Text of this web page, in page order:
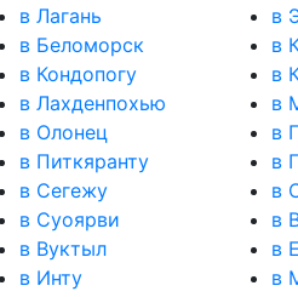
в Лагань
в
в Беломорск
в
в Кондопогу
в
в Лахденпохью
в
в Олонец
в
в Питкяранту
в
в Сегежу
в
в Суоярви
в
в Вуктыл
в
в Инту
в